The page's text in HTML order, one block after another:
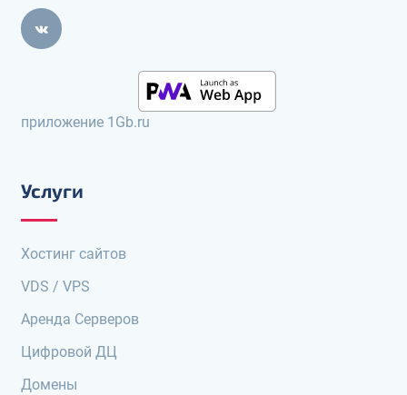
приложение 1Gb.ru
Услуги
Хостинг сайтов
VDS / VPS
Аренда Серверов
Цифровой ДЦ
Домены